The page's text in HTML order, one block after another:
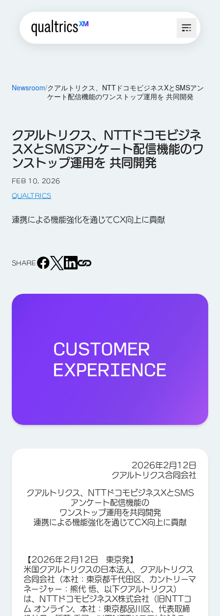
Newsroom クアルトリクス、NTTドコモビジネスXとSMSアン
ケート配信機能のワンストップ運用を 共同開発
クアルトリクス、NTTドコモビジネ
スXとSMSアンケート配信機能のワ
ンストップ運用を 共同開発
FEB 10, 2026
QUALTRICS
連携による機能強化を通じてCX向上に貢献
SHARE
2026年2月12日
クアルトリクス合同会社
クアルトリクス、NTTドコモビジネスXとSMS
アンケート配信機能の
ワンストップ運用を共同開発
連携による機能強化を通じてCX向上に貢献
【2026年２月12日 東京発】
米国クアルトリクスの日本法人、クアルトリクス
合同会社（本社：東京都千代田区、カントリーマ
ネージャー：熊代 悟、以下クアルトリクス）
は、NTTドコモビジネスX株式会社（旧NTTコ
ム オンライン、本社：東京都品川区、代表取締